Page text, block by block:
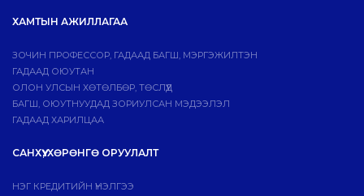
ХАМТЫН АЖИЛЛАГАА
ЗОЧИН ПРОФЕССОР, ГАДААД БАГШ, МЭРГЭЖИЛТЭН
ГАДААД ОЮУТАН
ОЛОН УЛСЫН ХӨТӨЛБӨР, ТӨСЛҮҮД
БАГШ, ОЮУТНУУДАД ЗОРИУЛСАН МЭДЭЭЛЭЛ
ГАДААД ХАРИЛЦАА
САНХҮҮ, ХӨРӨНГӨ ОРУУЛАЛТ
НЭГ КРЕДИТИЙН ҮНЭЛГЭЭ